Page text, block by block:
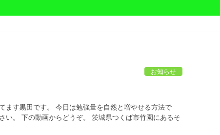
お知らせ
ます黒田です。 今日は勉強量を自然と増やせる方法で
い。 下の動画からどうぞ。 茨城県つくば市竹園にあるそ